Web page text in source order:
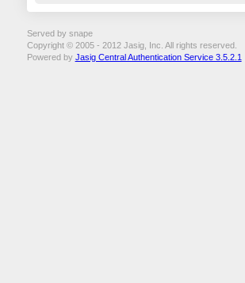
Served by snape
Copyright © 2005 - 2012 Jasig, Inc. All rights reserved.
Powered by Jasig Central Authentication Service 3.5.2.1